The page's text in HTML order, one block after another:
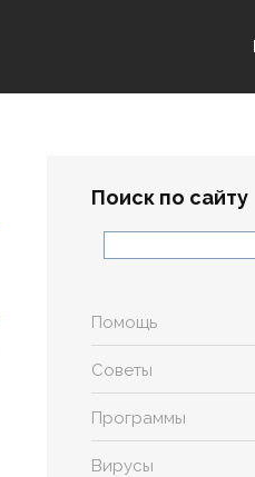
Поиск по сайту
Помощь
Советы
Программы
Вирусы